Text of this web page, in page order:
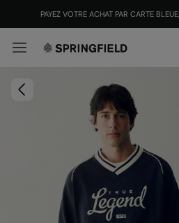
PAYEZ VOTRE ACHAT PAR CARTE